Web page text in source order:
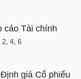
cáo Tài chính
2, 4, 6
giá Cổ phiếu